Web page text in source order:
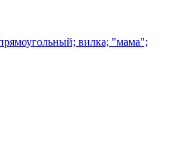
вилка; "мама";